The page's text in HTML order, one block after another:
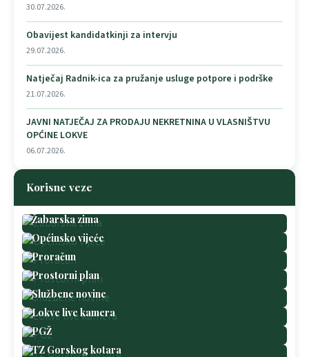
30.07.2026.
Obavijest kandidatkinji za intervju
29.07.2026.
Natječaj Radnik-ica za pružanje usluge potpore i podrške
21.07.2026.
JAVNI NATJEČAJ ZA PRODAJU NEKRETNINA U VLASNIŠTVU
OPĆINE LOKVE
06.07.2026.
Korisne veze
Žabarska zima
Općinsko vijeće
Proračun
Prostorni plan
Službene novine
Lokve live kamera
PGŽ
TZ Gorskog kotara